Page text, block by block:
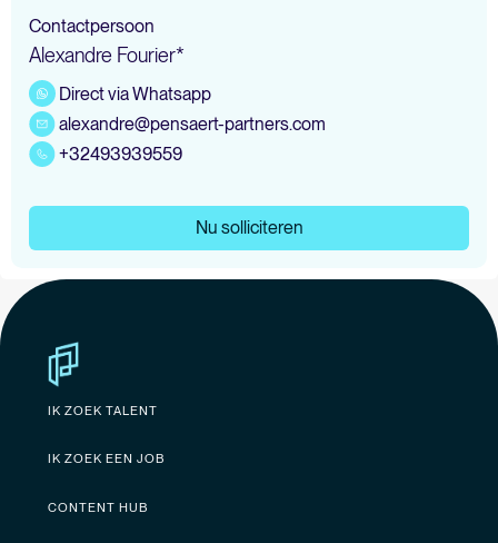
Contactpersoon
Alexandre Fourier*
Direct via Whatsapp
alexandre@pensaert-partners.com
+32493939559
Nu solliciteren
IK ZOEK TALENT
IK ZOEK EEN JOB
CONTENT HUB